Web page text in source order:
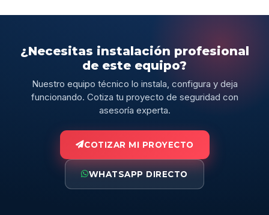
¿Necesitas instalación profesional
de este equipo?
Nuestro equipo técnico lo instala, configura y deja
funcionando. Cotiza tu proyecto de seguridad con
asesoría experta.
COTIZAR MI PROYECTO
WHATSAPP DIRECTO